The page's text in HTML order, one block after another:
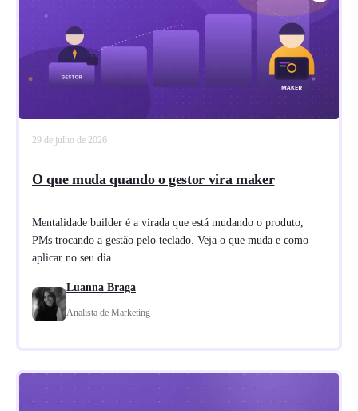
29 de julho de 2026
O que muda quando o gestor vira maker
Mentalidade builder é a virada que está mudando o produto,
PMs trocando a gestão pelo teclado. Veja o que muda e como
aplicar no seu dia.
Luanna Braga
Analista de Marketing